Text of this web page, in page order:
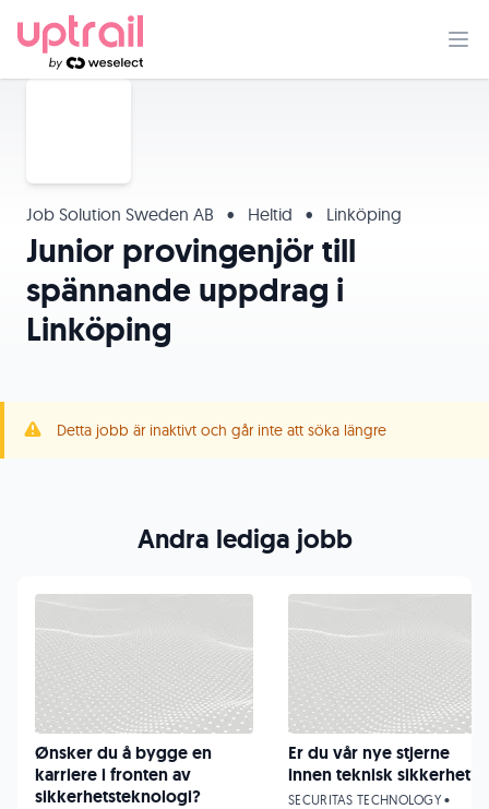
Job Solution Sweden AB • Heltid • Linköping
Junior provingenjör till
spännande uppdrag i
Linköping
Detta jobb är inaktivt och går inte att söka längre
Andra lediga jobb
Ønsker du å bygge en
karriere i fronten av
sikkerhetsteknologi?
Er du vår nye stjerne
innen teknisk sikkerhet?
SECURITAS TECHNOLOGY •